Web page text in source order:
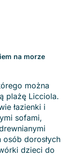
na morze
można
plażę Licciola.
łazienki i
sofami,
dorosłych
dzieci do